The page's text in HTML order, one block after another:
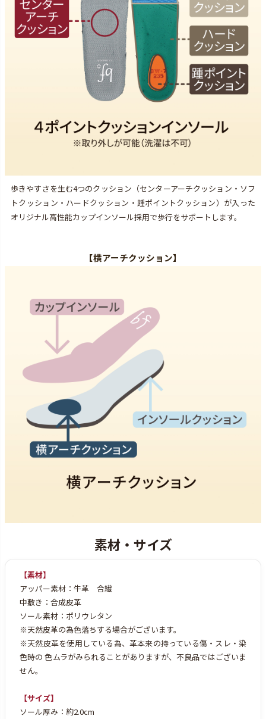
歩きやすさを生む4つのクッション（センターアーチクッション・ソフ
トクッション・ハードクッション・踵ポイントクッション）が入った
オリジナル高性能カップインソール採用で歩行をサポートします。
【横アーチクッション】
【素材】
アッパー素材：牛革 合繊
中敷き：合成皮革
ソール素材：ポリウレタン
※天然皮革の為色落ちする場合がございます。
※天然皮革を使用している為、革本来の持っている傷・スレ・染
色時の 色ムラがみられることがありますが、不良品ではございま
せん。
【サイズ】
ソール厚み：約2.0cm